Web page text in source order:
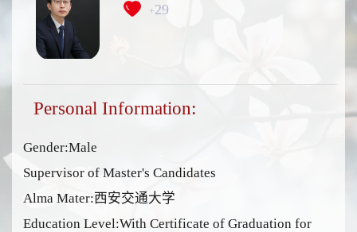
+29
Personal Information:
Gender:Male
Supervisor of Master's Candidates
Alma Mater:西安交通大学
Education Level:With Certificate of Graduation for